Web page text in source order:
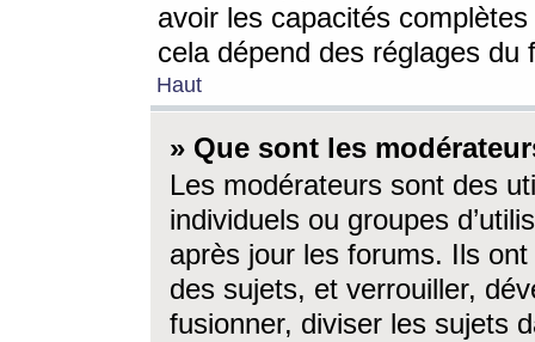
avoir les capacités
cela dépend des réglages du
Haut
» Que sont les
Les modérateurs sont des
individuels ou groupes
après jour les forums. Ils ont
des sujets, et verrouiller,
fusionner, diviser les sujets